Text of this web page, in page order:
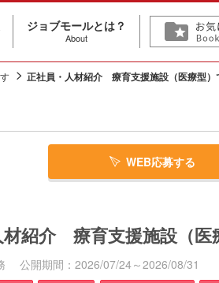
ジョブモールとは？
About
正社員・人材紹介 療育支援施設（医療型）
WEB応募する
材紹介 療育支援施設（医
公開期間：2026/07/24～2026/08/31